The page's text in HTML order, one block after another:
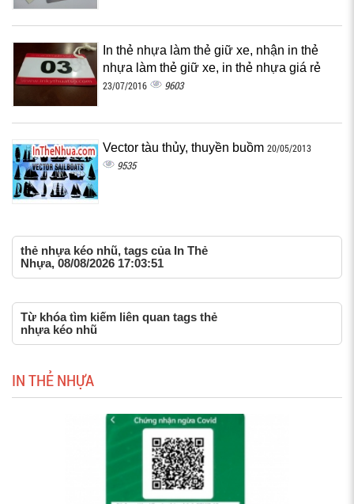
In thẻ nhựa làm thẻ giữ xe, nhận in thẻ
nhựa làm thẻ giữ xe, in thẻ nhựa giá rẻ
23/07/2016 9603
Vector tàu thủy, thuyền buồm 20/05/2013
9535
thẻ nhựa kéo nhũ, tags của In Thẻ
Nhựa, 08/08/2026 17:03:51
Từ khóa tìm kiếm liên quan tags thẻ
nhựa kéo nhũ
IN THẺ NHỰA